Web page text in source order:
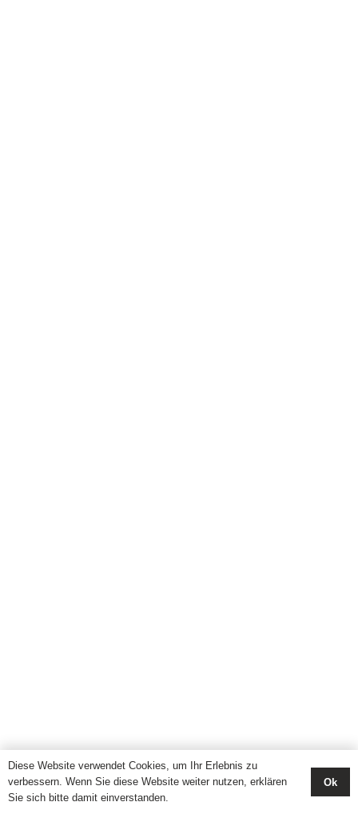
Diese Website verwendet Cookies, um Ihr Erlebnis zu
verbessern. Wenn Sie diese Website weiter nutzen, erklären
Sie sich bitte damit einverstanden.
Ok